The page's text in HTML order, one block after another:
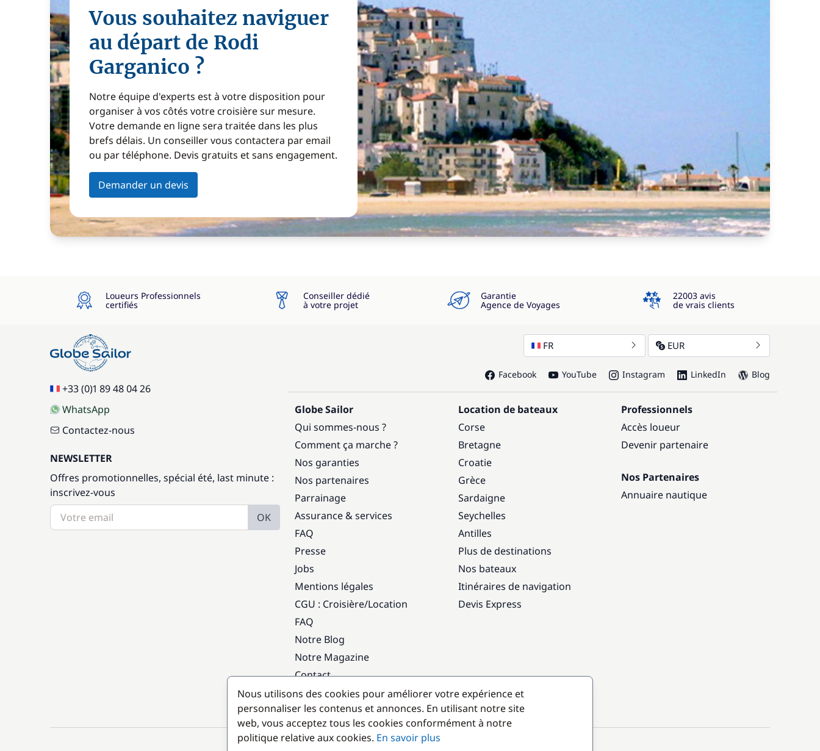
Vous souhaitez naviguer
au départ de Rodi
Garganico ?
Notre équipe d'experts est à votre disposition pour
organiser à vos côtés votre croisière sur mesure.
Votre demande en ligne sera traitée dans les plus
brefs délais. Un conseiller vous contactera par email
ou par téléphone. Devis gratuits et sans engagement.
Demander un devis
Loueurs Professionnels
certifiés
Conseiller dédié
à votre projet
Garantie
Agence de Voyages
4.3
22003 avis
de vrais clients
+33 (0)1 89 48 04 26
WhatsApp
Contactez-nous
NEWSLETTER
Offres promotionnelles, spécial été, last minute :
inscrivez-vous
OK
FR EUR
Facebook YouTube Instagram LinkedIn Blog
Globe Sailor
Qui sommes-nous ?
Comment ça marche ?
Nos garanties
Nos partenaires
Parrainage
Assurance & services
FAQ
Presse
Jobs
Mentions légales
CGU : Croisière/Location
FAQ
Notre Blog
Notre Magazine
Contact
Location de bateaux
Corse
Bretagne
Croatie
Grèce
Sardaigne
Seychelles
Antilles
Plus de destinations
Nos bateaux
Itinéraires de navigation
Devis Express
Professionnels
Accès loueur
Devenir partenaire
Nos Partenaires
Annuaire nautique
Destinations populaires
Nous utilisons des cookies pour améliorer votre expérience et
personnaliser les contenus et annonces. En utilisant notre site
web, vous acceptez tous les cookies conformément à notre
politique relative aux cookies. En savoir plus